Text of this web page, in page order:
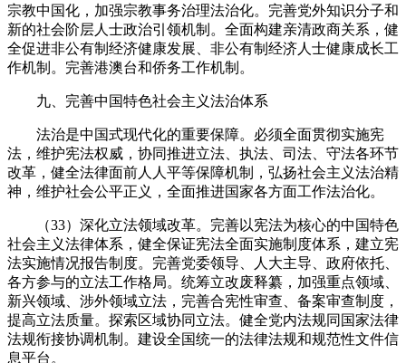
宗教中国化，加强宗教事务治理法治化。完善党外知识分子和
新的社会阶层人士政治引领机制。全面构建亲清政商关系，健
全促进非公有制经济健康发展、非公有制经济人士健康成长工
作机制。完善港澳台和侨务工作机制。
九、完善中国特色社会主义法治体系
法治是中国式现代化的重要保障。必须全面贯彻实施宪
法，维护宪法权威，协同推进立法、执法、司法、守法各环节
改革，健全法律面前人人平等保障机制，弘扬社会主义法治精
神，维护社会公平正义，全面推进国家各方面工作法治化。
（33）深化立法领域改革。完善以宪法为核心的中国特色
社会主义法律体系，健全保证宪法全面实施制度体系，建立宪
法实施情况报告制度。完善党委领导、人大主导、政府依托、
各方参与的立法工作格局。统筹立改废释纂，加强重点领域、
新兴领域、涉外领域立法，完善合宪性审查、备案审查制度，
提高立法质量。探索区域协同立法。健全党内法规同国家法律
法规衔接协调机制。建设全国统一的法律法规和规范性文件信
息平台。